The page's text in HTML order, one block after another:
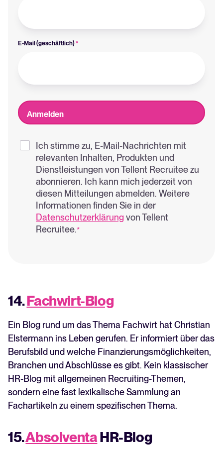
E-Mail (geschäftlich)*
Ich stimme zu, E-Mail-Nachrichten mit
relevanten Inhalten, Produkten und
Dienstleistungen von Tellent Recruitee zu
abonnieren. Ich kann mich jederzeit von
diesen Mitteilungen abmelden. Weitere
Informationen finden Sie in der
Datenschutzerklärungvon Tellent
Recruitee.*
14.Fachwirt-Blog
Ein Blog rund um das Thema Fachwirt hat Christian
Elstermann ins Leben gerufen. Er informiert über das
Berufsbild und welche Finanzierungsmöglichkeiten,
Branchen und Abschlüsse es gibt. Kein klassischer
HR-Blog mit allgemeinen Recruiting-Themen,
sondern eine fast lexikalische Sammlung an
Fachartikeln zu einem spezifischen Thema.
15.AbsolventaHR-Blog